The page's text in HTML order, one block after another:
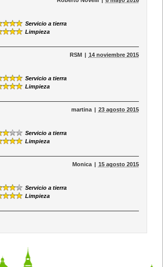
Servicio a tierra
Limpieza
RSM 14 noviembre 2015
Servicio a tierra
Limpieza
martina 23 agosto 2015
Servicio a tierra
Limpieza
Monica 15 agosto 2015
Servicio a tierra
Limpieza